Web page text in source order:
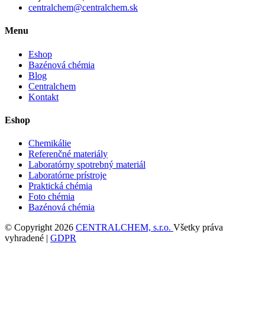
centralchem@centralchem.sk
Menu
Eshop
Bazénová chémia
Blog
Centralchem
Kontakt
Eshop
Chemikálie
Referenčné materiály
Laboratórny spotrebný materiál
Laboratórne prístroje
Praktická chémia
Foto chémia
Bazénová chémia
© Copyright 2026 CENTRALCHEM, s.r.o. Všetky práva
vyhradené | GDPR